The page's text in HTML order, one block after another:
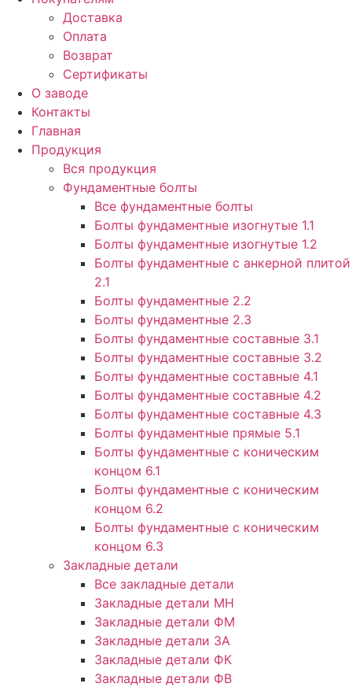
Доставка
Оплата
Возврат
Сертификаты
О заводе
Контакты
Главная
Продукция
Вся продукция
Фундаментные болты
Все фундаментные болты
Болты фундаментные изогнутые 1.1
Болты фундаментные изогнутые 1.2
Болты фундаментные с анкерной плитой
2.1
Болты фундаментные 2.2
Болты фундаментные 2.3
Болты фундаментные составные 3.1
Болты фундаментные составные 3.2
Болты фундаментные составные 4.1
Болты фундаментные составные 4.2
Болты фундаментные составные 4.3
Болты фундаментные прямые 5.1
Болты фундаментные с коническим
концом 6.1
Болты фундаментные с коническим
концом 6.2
Болты фундаментные с коническим
концом 6.3
Закладные детали
Все закладные детали
Закладные детали МН
Закладные детали ФМ
Закладные детали ЗА
Закладные детали ФК
Закладные детали ФВ